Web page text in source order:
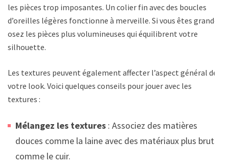
les pièces trop imposantes. Un colier fin avec des boucles
d’oreilles légères fonctionne à merveille. Si vous êtes grande,
osez les pièces plus volumineuses qui équilibrent votre
silhouette.
Les textures peuvent également affecter l’aspect général de
votre look. Voici quelques conseils pour jouer avec les
textures :
Mélangez les textures : Associez des matières
douces comme la laine avec des matériaux plus bruts
comme le cuir.